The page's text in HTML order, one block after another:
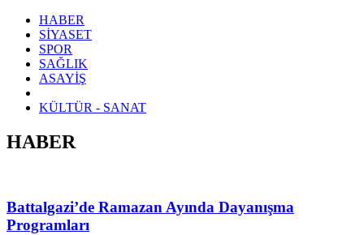
HABER
SİYASET
SPOR
SAĞLIK
ASAYİŞ
KÜLTÜR - SANAT
HABER
Battalgazi’de Ramazan Ayında Dayanışma
Programları